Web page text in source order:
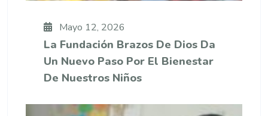
Mayo 12, 2026
La Fundación Brazos De Dios Da
Un Nuevo Paso Por El Bienestar
De Nuestros Niños